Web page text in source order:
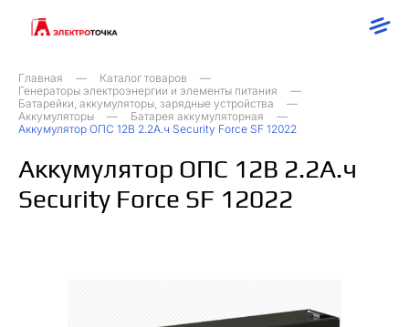
Главная
Каталог товаров
Генераторы электроэнергии и элементы питания
Батарейки, аккумуляторы, зарядные устройства
Аккумуляторы
Батарея аккумуляторная
Аккумулятор ОПС 12В 2.2А.ч Security Force SF 12022
Аккумулятор ОПС 12В 2.2А.ч
Security Force SF 12022